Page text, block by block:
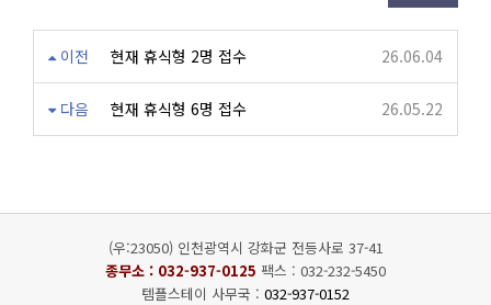
이전 현재 휴식형 2명 접수 26.06.04
다음 현재 휴식형 6명 접수 26.05.22
(우:23050) 인천광역시 강화군 전등사로 37-41
종무소 : 032-937-0125 팩스 : 032-232-5450
템플스테이 사무국 : 032-937-0152